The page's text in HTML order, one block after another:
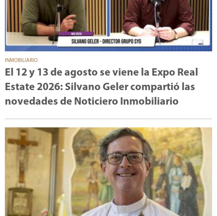
INMOBILIARIO
El 12 y 13 de agosto se viene la Expo Real
Estate 2026: Silvano Geler compartió las
novedades de Noticiero Inmobiliario